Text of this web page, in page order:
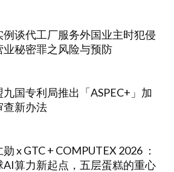
例谈代工厂服务外国业主时犯侵
业秘密罪之风险与预防
九国专利局推出「ASPEC+」加
查新办法
x GTC + COMPUTEX 2026 ：
AI算力新起点，五层蛋糕的重心